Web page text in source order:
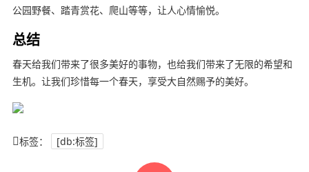
公园野餐、踏青赏花、爬山等等，让人心情愉悦。
总结
春天给我们带来了很多美好的事物，也给我们带来了无限的希望和
生机。让我们珍惜每一个春天，享受大自然赐予的美好。
标签： [db:标签]